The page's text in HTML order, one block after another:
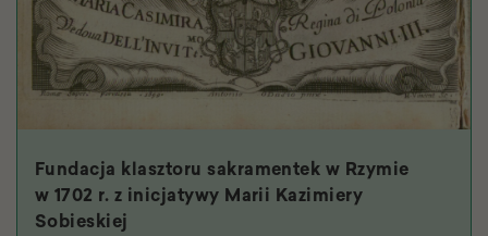
Fundacja klasztoru sakramentek w Rzymie
w 1702 r. z inicjatywy Marii Kazimiery
Sobieskiej